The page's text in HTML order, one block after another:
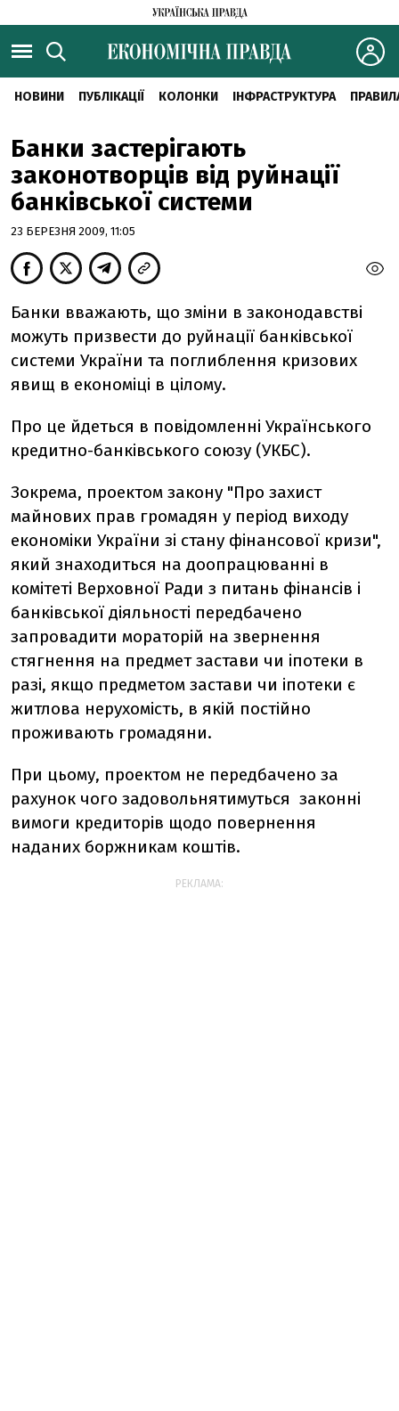
НОВИНИ ПУБЛІКАЦІЇ КОЛОНКИ ІНФРАСТРУКТУРА
Банки застерігають
законотворців від руйнації
банківської системи
23 БЕРЕЗНЯ 2009, 11:05
Банки вважають, що зміни в законодавстві
можуть призвести до руйнації банківської
системи України та поглиблення кризових
явищ в економіці в цілому.
Про це йдеться в повідомленні Українського
кредитно-банківського союзу (УКБС).
Зокрема, проектом закону "Про захист
майнових прав громадян у період виходу
економіки України зі стану фінансової кризи",
який знаходиться на доопрацюванні в
комітеті Верховної Ради з питань фінансів і
банківської діяльності передбачено
запровадити мораторій на звернення
стягнення на предмет застави чи іпотеки в
разі, якщо предметом застави чи іпотеки є
житлова нерухомість, в якій постійно
проживають громадяни.
При цьому, проектом не передбачено за
рахунок чого задовольнятимуться законні
вимоги кредиторів щодо повернення
наданих боржникам коштів.
РЕКЛАМА: